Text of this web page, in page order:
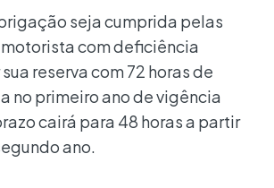
seja cumprida pelas
com deficiência
reserva com 72 horas de
no primeiro ano de vigência
cairá para 48 horas a partir
ano.